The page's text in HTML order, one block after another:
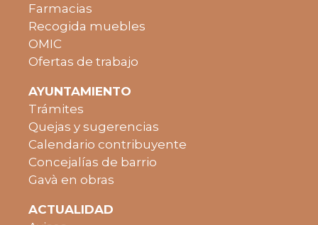
Farmacias
Recogida muebles
OMIC
Ofertas de trabajo
AYUNTAMIENTO
Trámites
Quejas y sugerencias
Calendario contribuyente
Concejalías de barrio
Gavà en obras
ACTUALIDAD